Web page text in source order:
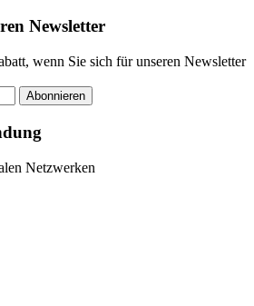
Newsletter
wenn Sie sich für unseren Newsletter
Abonnieren
Netzwerken